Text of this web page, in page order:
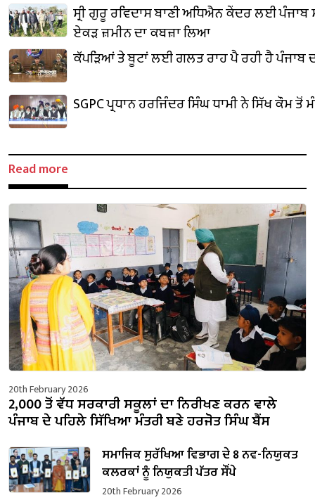
ਸ੍ਰੀ ਗੁਰੂ ਰਵਿਦਾਸ ਬਾਣੀ ਅਧਿਐਨ ਕੇਂਦਰ ਲਈ ਪੰਜਾਬ
ਏਕੜ ਜ਼ਮੀਨ ਦਾ ਕਬਜ਼ਾ ਲਿਆ
ਕੱਪੜਿਆਂ ਤੇ ਬੂਟਾਂ ਲਈ ਗਲਤ ਰਾਹ ਪੈ ਰਹੀ ਹੈ ਪੰਜਾਬ
SGPC ਪ੍ਰਧਾਨ ਹਰਜਿੰਦਰ ਸਿੰਘ ਧਾਮੀ ਨੇ ਸਿੱਖ ਕੌਮ
Read more
20th February 2026
2,000 ਤੋਂ ਵੱਧ ਸਰਕਾਰੀ ਸਕੂਲਾਂ ਦਾ ਨਿਰੀਖਣ ਕਰਨ ਵਾਲੇ
ਪੰਜਾਬ ਦੇ ਪਹਿਲੇ ਸਿੱਖਿਆ ਮੰਤਰੀ ਬਣੇ ਹਰਜੋਤ ਸਿੰਘ ਬੈਂਸ
ਸਮਾਜਿਕ ਸੁਰੱਖਿਆ ਵਿਭਾਗ ਦੇ 8 ਨਵ-ਨਿਯੁਕਤ
ਕਲਰਕਾਂ ਨੂੰ ਨਿਯੁਕਤੀ ਪੱਤਰ ਸੌਂਪੇ
20th February 2026